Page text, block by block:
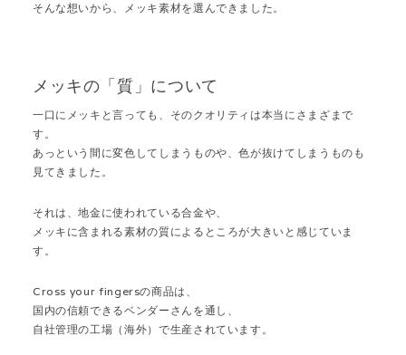
そんな想いから、メッキ素材を選んできました。
メッキの「質」について
一口にメッキと言っても、そのクオリティは本当にさまざまで
す。
あっという間に変色してしまうものや、色が抜けてしまうものも
見てきました。
それは、地金に使われている合金や、
メッキに含まれる素材の質によるところが大きいと感じていま
す。
Cross your fingersの商品は、
国内の信頼できるベンダーさんを通し、
自社管理の工場（海外）で生産されています。